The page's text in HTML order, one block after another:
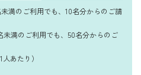
満のご利用でも、10名分からのご請
満のご利用でも、50名分からのご
あたり）